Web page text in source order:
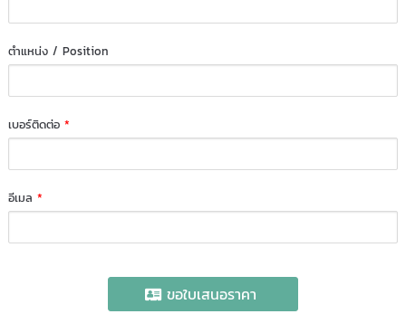
ตำแหน่ง / Position
เบอร์ติดต่อ*
อีเมล*
ขอใบเสนอราคา